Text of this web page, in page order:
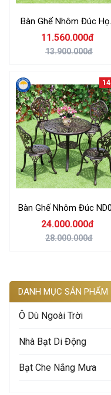
DANH MỤC SẢN PHẨM
Ô Dù Ngoài Trời
Nhà Bạt Di Động
Bạt Che Nắng Mưa
Bàn Ghế Nhôm Đúc
Tiết Vương Miện Sân
Vườn 4 Ghế + 1 Bàn
11.560.000đ
13.900.000đ
Bàn Ghế Nhôm Đúc
Sân Vườn 4 Ghế Nhập
Khẩu
24.000.000đ
28.000.000đ